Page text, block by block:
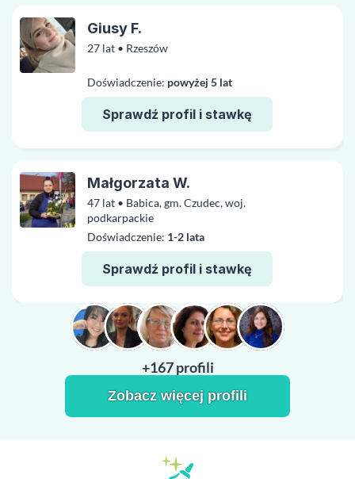
27 lat • Rzeszów
Doświadczenie: powyżej 5 lat
Sprawdź profil i stawkę
Giusy F.
47 lat • Babica, gm. Czudec, woj.
podkarpackie
Doświadczenie: 1-2 lata
Sprawdź profil i stawkę
Małgorzata W.
+167 profili
Zobacz więcej profili